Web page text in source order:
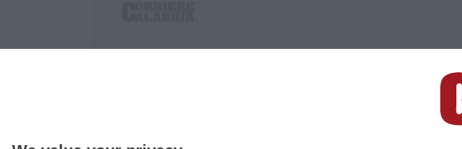
P.IVA. 03199620794, Via del mare 6/G, S.Eufemia, Lamezia Terme
Iscrizione tribunale di Lamezia Terme 5/2011 - Direttore